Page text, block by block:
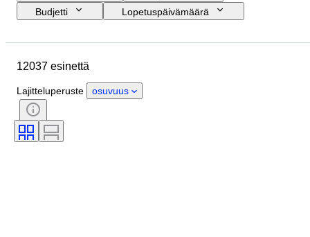
Budjetti
Lopetuspäivämäärä
Esine
Sukupuoli
Ajanjakso
Sertifiointi
Painos
Rannekellon liike
12037 esinettä
Lajitteluperuste osuvuus